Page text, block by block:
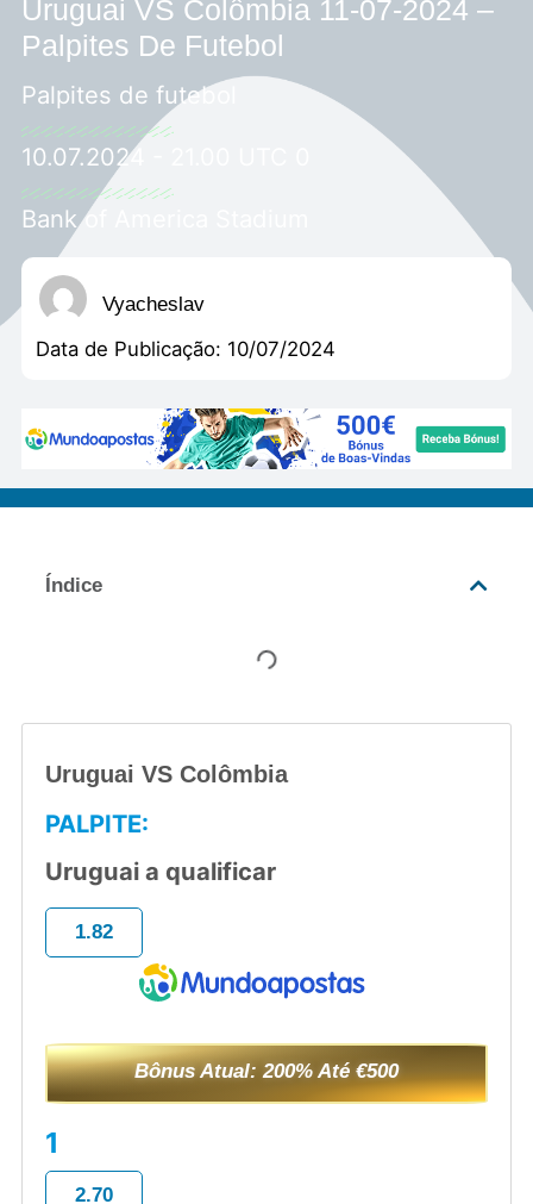
Uruguai VS Colômbia 11-07-2024 –
Palpites De Futebol
Palpites de futebol
10.07.2024 - 21.00 UTC 0
Bank of America Stadium
Vyacheslav
Data de Publicação: 10/07/2024
Índice
Uruguai VS Colômbia
PALPITE:
Uruguai a qualificar
1.82
Bônus Atual: 200% Até €500
1
2.70